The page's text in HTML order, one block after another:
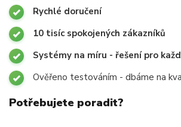
Rychlé doručení
10 tisíc spokojených zákazníků
Systémy na míru - řešení pro
Ověřeno testováním - dbáme na
Potřebujete poradit?